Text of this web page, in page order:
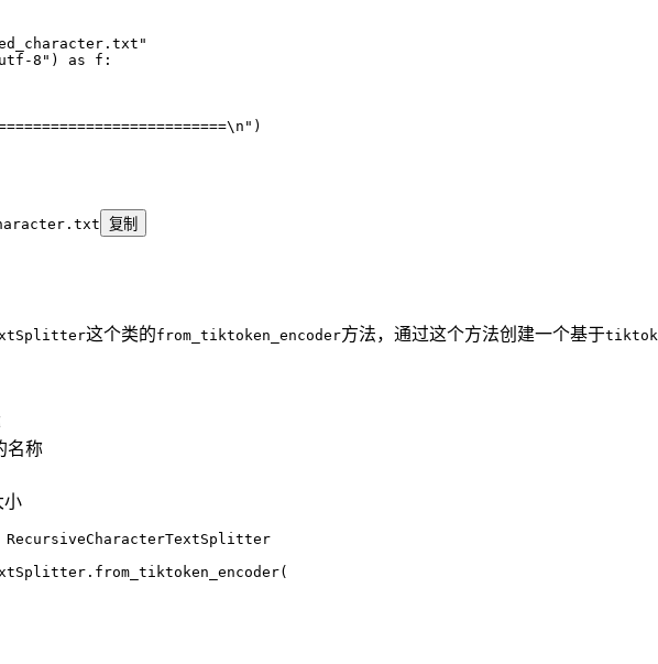
utf-8 " ) as f :
\n " )
. txt 复制
这个类的from_tiktoken_encoder方法，通过这个方法创建一个基于
名称
小
RecursiveCharacterTextSplitter
. from_tiktoken_encoder(